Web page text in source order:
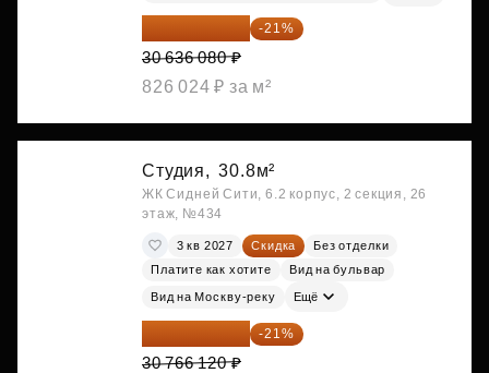
24 202 503 ₽ -21%
30 636 080 ₽
826 024 ₽ за м²
Студия, 30.8м²
ЖК Сидней Сити, 6.2 корпус, 2 секция, 26
этаж, №434
3 кв 2027 Скидка
Без отделки
Платите как хотите
Вид на бульвар
Вид на Москву-реку Ещё
24 305 235 ₽ -21%
30 766 120 ₽